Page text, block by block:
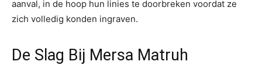
aanval, in de hoop hun linies te doorbreken voordat ze
zich volledig konden ingraven.
De Slag Bij Mersa Matruh